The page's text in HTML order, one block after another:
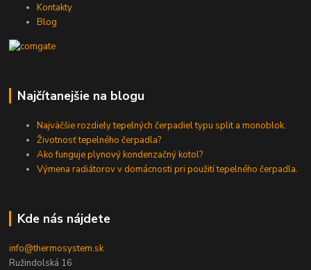
Kontakty
Blog
Najčítanejšie na blogu
Najväčšie rozdiely tepelných čerpadiel typu split a monoblok.
Životnosť tepelného čerpadla?
Ako funguje plynový kondenzačný kotol?
Výmena radiátorov v domácnosti pri použití tepelného čerpadla.
Kde nás nájdete
info@thermosystem.sk
Ružindolská 16